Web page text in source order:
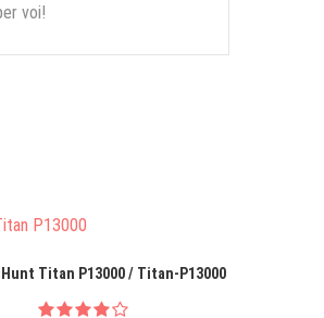
voi!
Titan P13000 / Titan-P13000